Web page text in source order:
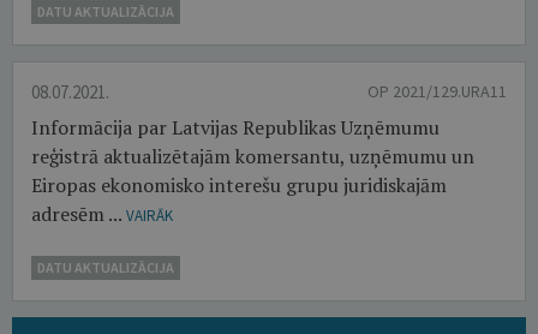
DATU AKTUALIZĀCIJA
08.07.2021. OP 2021/129.URA11
Informācija par Latvijas Republikas Uzņēmumu
reģistrā aktualizētajām komersantu, uzņēmumu un
Eiropas ekonomisko interešu grupu juridiskajām
adresēm ... VAIRĀK
DATU AKTUALIZĀCIJA